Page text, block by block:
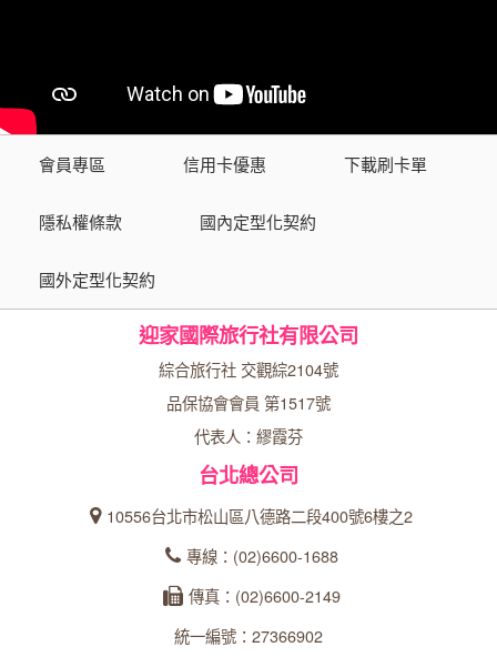
會員專區 信用卡優惠 下載刷卡單
隱私權條款 國內定型化契約
國外定型化契約
迎家國際旅行社有限公司
綜合旅行社 交觀綜2104號
品保協會會員 第1517號
代表人：繆霞芬
台北總公司
10556台北市松山區八德路二段400號6樓之2
專線：(02)6600-1688
傳真：(02)6600-2149
統一編號：27366902